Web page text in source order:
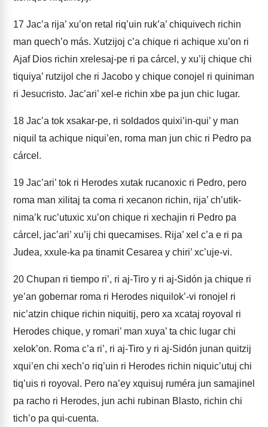
17 Jac’a rija’ xu’on retal riq’uin ruk’a’ chiquivech richin
man quech’o más. Xutzijoj c’a chique ri achique xu’on ri
Ajaf Dios richin xrelesaj-pe ri pa cárcel, y xu’ij chique chi
tiquiya’ rutzijol che ri Jacobo y chique conojel ri quiniman
ri Jesucristo. Jac’ari’ xel-e richin xbe pa jun chic lugar.
18 Jac’a tok xsakar-pe, ri soldados quixi’in-qui’ y man
niquil ta achique niqui’en, roma man jun chic ri Pedro pa
cárcel.
19 Jac’ari’ tok ri Herodes xutak rucanoxic ri Pedro, pero
roma man xilitaj ta coma ri xecanon richin, rija’ ch’utik-
nima’k ruc’utuxic xu’on chique ri xechajin ri Pedro pa
cárcel, jac’ari’ xu’ij chi quecamises. Rija’ xel c’a e ri pa
Judea, xxule-ka pa tinamit Cesarea y chiri’ xc’uje-vi.
20 Chupan ri tiempo ri’, ri aj-Tiro y ri aj-Sidón ja chique ri
ye’an gobernar roma ri Herodes niquilok’-vi ronojel ri
nic’atzin chique richin niquitij, pero xa xcataj royoval ri
Herodes chique, y romari’ man xuya’ ta chic lugar chi
xelok’on. Roma c’a ri’, ri aj-Tiro y ri aj-Sidón junan quitzij
xqui’en chi xech’o riq’uin ri Herodes richin niquic’utuj chi
tiq’uis ri royoval. Pero na’ey xquisuj ruméra jun samajinel
pa racho ri Herodes, jun achi rubinan Blasto, richin chi
tich’o pa qui-cuenta.